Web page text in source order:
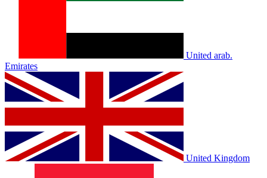
United arab.
Emirates
United Kingdom